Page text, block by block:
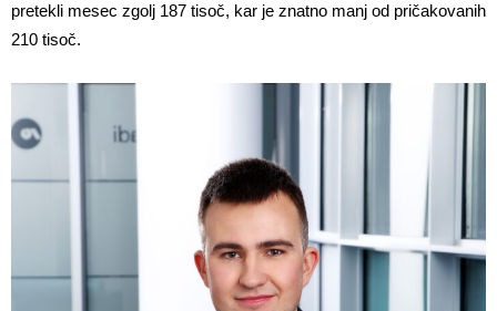
pretekli mesec zgolj 187 tisoč, kar je znatno manj od pričakovanih
210 tisoč.